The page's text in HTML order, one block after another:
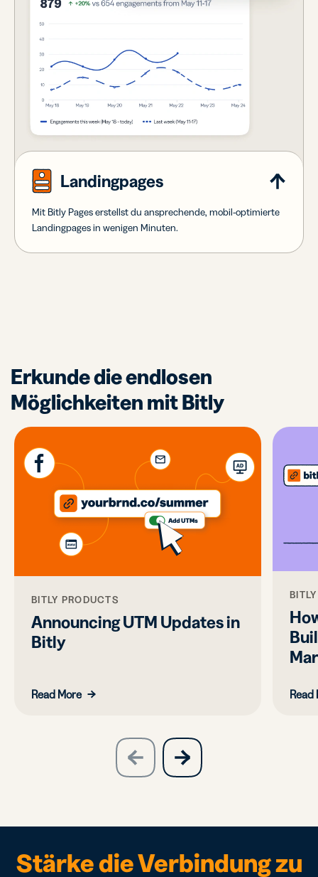
Landingpages
Mit Bitly Pages erstellst du ansprechende, mobil-optimierte
Landingpages in wenigen Minuten.
Erkunde die endlosen
Möglichkeiten mit Bitly
BITLY PRODUCTS
Announcing UTM Updates in
Bitly
Read More Read
previous
slide
next
slide
Stärke die Verbindung zu